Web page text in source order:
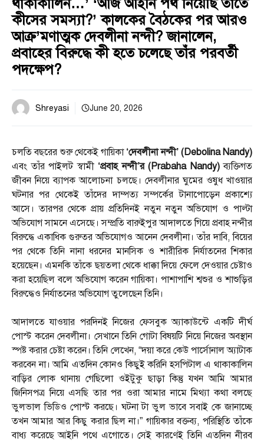
থাকাকালিন…’ ‘আজ আইনি পথ নিয়েছি তাতে
কীসের সমস্যা?’ কালকের বৈঠকের পর আরও
আক্র’মণাত্মক দেবলীনা নন্দী? জানালেন,
প্রবাহের বিরুদ্ধে কী হতে চলেছে তাঁর পরবর্তী
পদক্ষেপ?
Shreyasi June 20, 2026
চলতি বছরের শুরু থেকেই গায়িকা ‘দেবলীনা নন্দী’ (Debolina Nandy)
এবং তাঁর পাইলট স্বামী ‘প্রবাহ নন্দী’র (Prabaha Nandy)ব্যক্তিগত
জীবন নিয়ে ব্যাপক আলোচনা চলছে। দেবলীনার ঘুমের ওষুধ খাওয়ার
ঘটনার পর থেকেই তাঁদের দাম্পত্য সম্পর্কের টানাপোড়েন প্রকাশ্যে
আসে। তারপর থেকে প্রায় প্রতিদিনই নতুন নতুন অভিযোগ ও পাল্টা
অভিযোগ সামনে এসেছে। সম্প্রতি বারুইপুর আদালতে গিয়ে প্রবাহ নন্দীর
বিরুদ্ধে একাধিক গুরুতর অভিযোগও আনেন দেবলীনা। তাঁর দাবি, বিয়ের
পর থেকে তিনি নানা ধরনের মানসিক ও শারীরিক নির্যাতনের শিকার
হয়েছেন। এমনকি তাঁকে ছয়তলা থেকে ধাক্কা দিয়ে ফেলে দেওয়ার চেষ্টাও
করা হয়েছিল বলে অভিযোগ করেন গায়িকা। পাশাপাশি শ্বশুর ও শাশুড়ির
বিরুদ্ধেও নির্যাতনের অভিযোগ তুলেছেন তিনি।
আদালতে যাওয়ার পরদিনই নিজের ফেসবুক অ্যাকাউন্টে একটি দীর্ঘ
পোস্ট করেন দেবলীনা। সেখানে তিনি গোটা বিষয়টি নিয়ে নিজের অবস্থান
স্পষ্ট করার চেষ্টা করেন। তিনি লেখেন, “দয়া করে কেউ পার্সোনাল অ্যাটাক
করবেন না। আমি এতদিন কোনও কিছুই করিনি হসপিটাল এ থাকাকালিন
বাড়ির লোক থানায় গেছিলো ওইটুকু ছাড়া কিন্তু যখন আমি আমার
জিনিসপত্র নিয়ে এসছি তার পর ওরা আমার নামে মিথ্যা কথা বলছে
ভুলভাল ভিডিও পোস্ট করছে। ঘটনা টা ভুল ভাবে সবাই কে জানাচ্ছে
তখন আমার আর কিছু করার ছিল না।” গায়িকার বক্তব্য, পরিস্থিতি তাঁকে
বাধ্য করেছে আইনি পথে এগোতে। সেই কারণেই তিনি এতদিন নীরব